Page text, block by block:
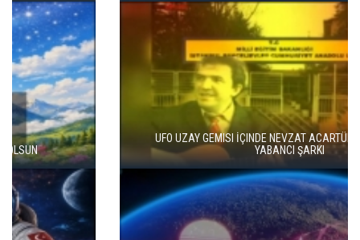
UFO UZAY GEMISI İÇINDE NEVZAT ACARTÜRK'ÜN SÖĞLEDIĞI
YABANCI ŞARKI